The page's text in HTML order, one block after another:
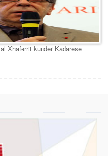
Xhaferrit kunder Kadarese